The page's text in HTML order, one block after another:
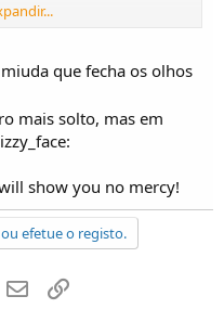
que fecha os olhos
mais solto, mas em
show you no mercy!
efetue o registo.
Whatsapp
Email